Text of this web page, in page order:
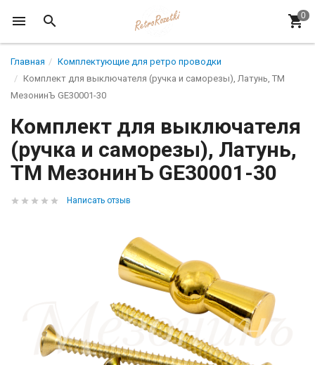
Главная
Комплектующие для ретро проводки
Комплект для выключателя (ручка и саморезы), Латунь, ТМ
МезонинЪ GE30001-30
Комплект для выключателя
(ручка и саморезы), Латунь,
ТМ МезонинЪ GE30001-30
Написать отзыв